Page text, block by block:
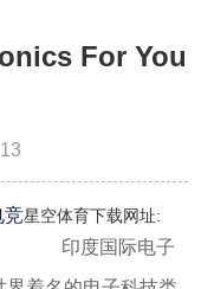
For You
竞星空体育下载网址:
印度国际电子